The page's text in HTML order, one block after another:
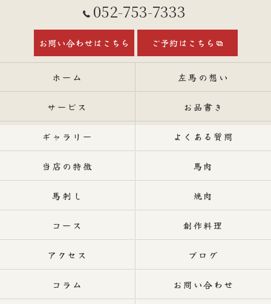
052-753-7333
お問い合わせはこちら ご予約はこちら
ホーム 左馬の想い
サービス お品書き
ギャラリー よくある質問
当店の特徴 馬肉
馬刺し 焼肉
コース 創作料理
アクセス ブログ
コラム お問い合わせ